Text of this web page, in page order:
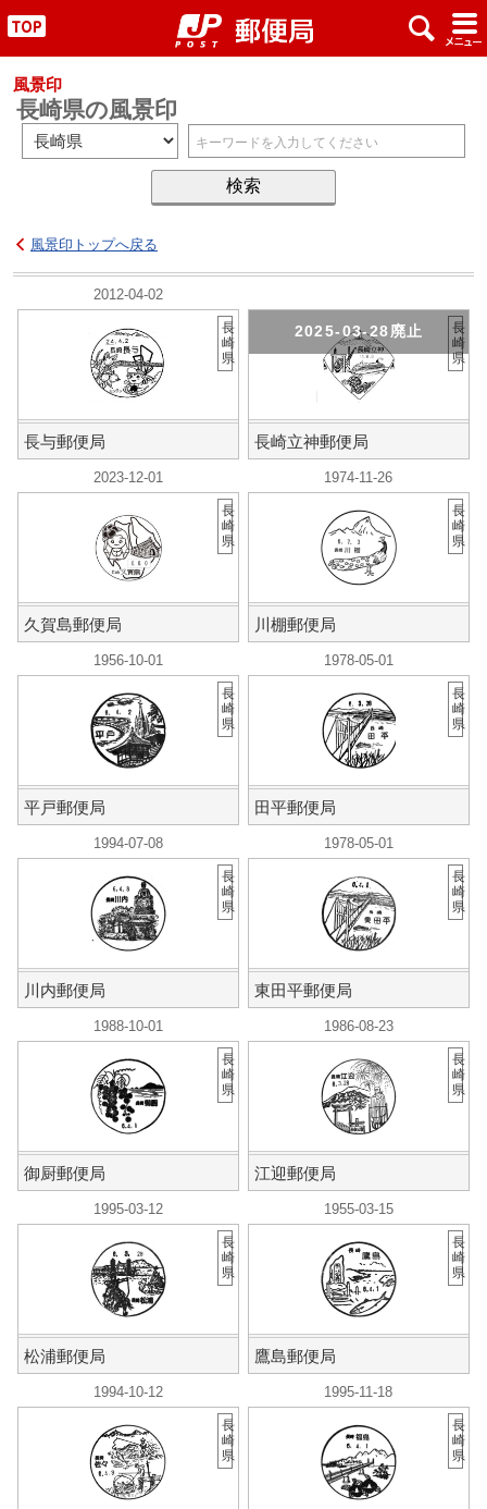
" x #
風景印
長崎県の風景印
風景印トップへ戻る
2012-04-02
長与郵便局
長
崎
県
長崎立神郵便局
2025-03-28廃止
長
崎
県
2023-12-01
久賀島郵便局
長
崎
県
1974-11-26
川棚郵便局
長
崎
県
1956-10-01
平戸郵便局
長
崎
県
1978-05-01
田平郵便局
長
崎
県
1994-07-08
川内郵便局
長
崎
県
1978-05-01
東田平郵便局
長
崎
県
1988-10-01
御厨郵便局
長
崎
県
1986-08-23
江迎郵便局
長
崎
県
1995-03-12
松浦郵便局
長
崎
県
1955-03-15
鷹島郵便局
長
崎
県
1994-10-12
長
崎
県
1995-11-18
長
崎
県